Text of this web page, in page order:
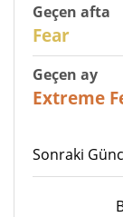
Geçen afta
Fear
Geçen ay
Extreme
Sonraki